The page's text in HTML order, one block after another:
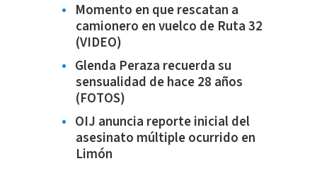
Momento en que rescatan a
camionero en vuelco de Ruta 32
(VIDEO)
Glenda Peraza recuerda su
sensualidad de hace 28 años
(FOTOS)
OIJ anuncia reporte inicial del
asesinato múltiple ocurrido en
Limón